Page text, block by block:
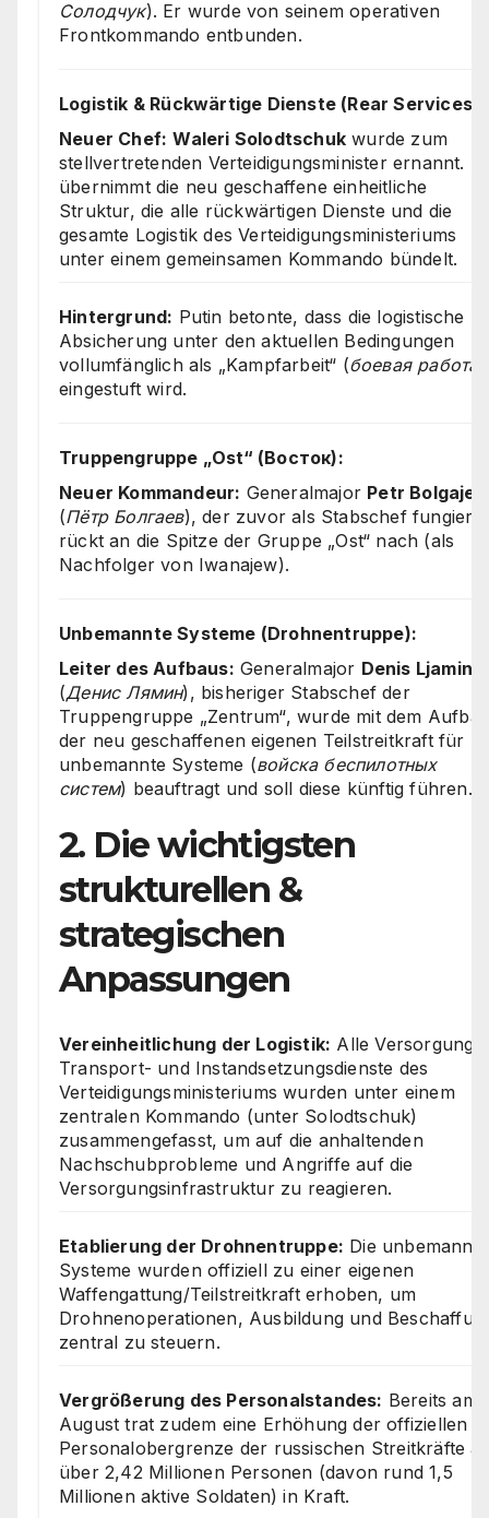
Солодчук). Er wurde von seinem operativen
Frontkommando entbunden.
Logistik & Rückwärtige Dienste (Rear Services):
Neuer Chef: Waleri Solodtschuk wurde zum
stellvertretenden Verteidigungsminister ernannt. Er
übernimmt die neu geschaffene einheitliche
Struktur, die alle rückwärtigen Dienste und die
gesamte Logistik des Verteidigungsministeriums
unter einem gemeinsamen Kommando bündelt.
Hintergrund: Putin betonte, dass die logistische
Absicherung unter den aktuellen Bedingungen
vollumfänglich als „Kampfarbeit“ (боевая работа
eingestuft wird.
Truppengruppe „Ost“ (Восток):
Neuer Kommandeur: Generalmajor Petr
(Пётр Болгаев), der zuvor als Stabschef
rückt an die Spitze der Gruppe „Ost“ nach (als
Nachfolger von Iwanajew).
Unbemannte Systeme (Drohnentruppe):
Leiter des Aufbaus: Generalmajor Denis Ljamin
(Денис Лямин), bisheriger Stabschef der
Truppengruppe „Zentrum“, wurde mit dem
der neu geschaffenen eigenen Teilstreitkraft für
unbemannte Systeme (войска беспилотных
систем) beauftragt und soll diese künftig führen.
2. Die wichtigsten
strukturellen &
strategischen
Anpassungen
Vereinheitlichung der Logistik: Alle
Transport- und Instandsetzungsdienste des
Verteidigungsministeriums wurden unter einem
zentralen Kommando (unter Solodtschuk)
zusammengefasst, um auf die anhaltenden
Nachschubprobleme und Angriffe auf die
Versorgungsinfrastruktur zu reagieren.
Etablierung der Drohnentruppe: Die
Systeme wurden offiziell zu einer eigenen
Waffengattung/Teilstreitkraft erhoben, um
Drohnenoperationen, Ausbildung und
zentral zu steuern.
Vergrößerung des Personalstandes: Bereits am
August trat zudem eine Erhöhung der offiziellen
Personalobergrenze der russischen Streitkräfte
über 2,42 Millionen Personen (davon rund 1,5
Millionen aktive Soldaten) in Kraft.